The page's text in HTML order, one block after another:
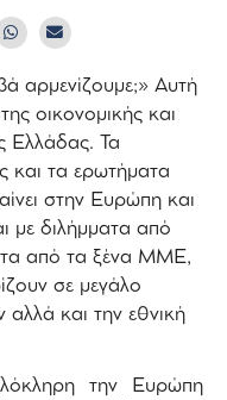
αρμενίζουμε;» Αυτή
οικονομικής και
Ελλάδας. Τα
και τα ερωτήματα
στην Ευρώπη και
με διλήμματα από
από τα ξένα ΜΜΕ,
σε μεγάλο
και την εθνική
την Ευρώπη